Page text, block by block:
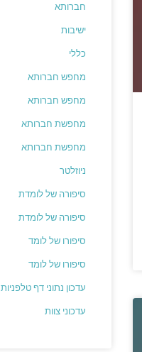
חברותא
ישיבות
כללי
מחפש חברותא
מחפש חברותא
מחפשת חברותא
מחפשת חברותא
ניוזלטר
סיפורה של לומדת
סיפורה של לומדת
סיפורו של לומד
סיפורו של לומד
עדכון נתוני דף טלפניות
עדכוני צוות